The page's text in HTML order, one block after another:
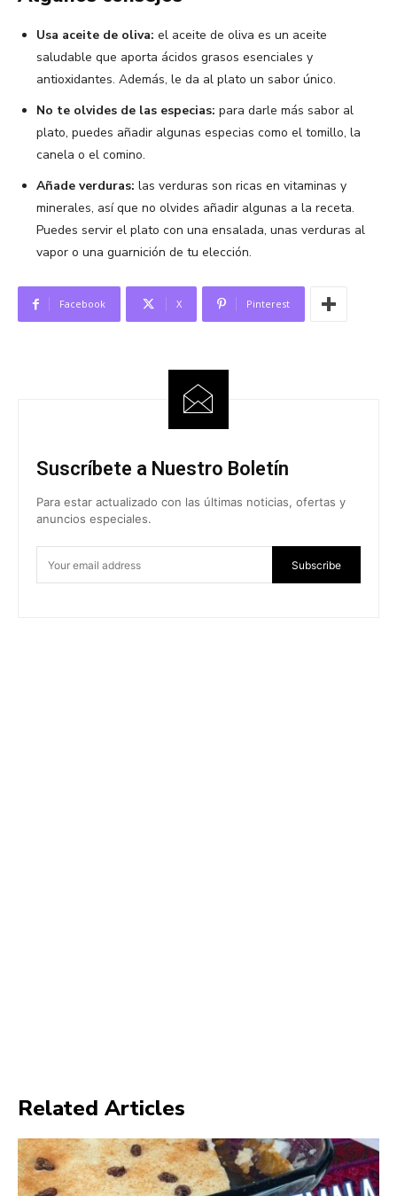
Usa aceite de oliva: el aceite de oliva es un aceite
saludable que aporta ácidos grasos esenciales y
antioxidantes. Además, le da al plato un sabor único.
No te olvides de las especias: para darle más sabor al
plato, puedes añadir algunas especias como el tomillo, la
canela o el comino.
Añade verduras: las verduras son ricas en vitaminas y
minerales, así que no olvides añadir algunas a la receta.
Puedes servir el plato con una ensalada, unas verduras al
vapor o una guarnición de tu elección.
Facebook X Pinterest
Suscríbete a Nuestro Boletín
Para estar actualizado con las últimas noticias, ofertas y
anuncios especiales.
Subscribe
Related Articles